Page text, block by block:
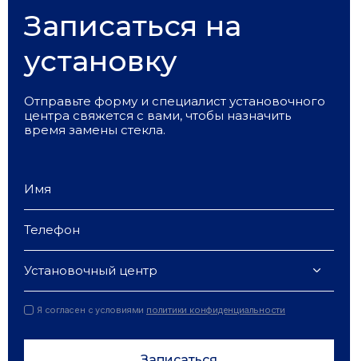
Записаться на
установку
Отправьте форму и специалист установочного
центра свяжется с вами, чтобы назначить
время замены стекла.
Установочный центр
Я согласен с условиями политики конфиденциальности